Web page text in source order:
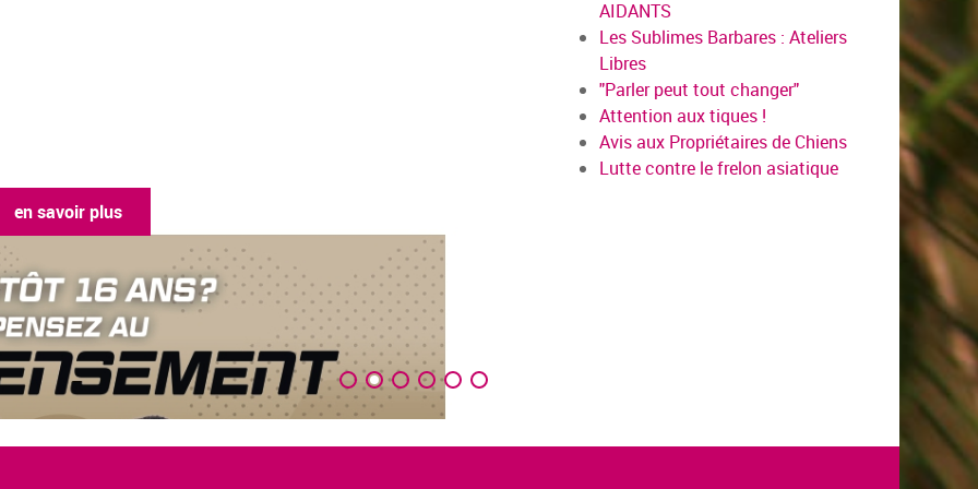
AIDANTS
Les Sublimes Barbares : Ateliers
Libres
"Parler peut tout changer"
Attention aux tiques !
Avis aux Propriétaires de Chiens
Lutte contre le frelon asiatique